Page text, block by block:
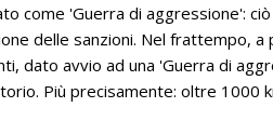
come 'Guerra di aggressione':
delle sanzioni. Nel frattempo,
dato avvio ad una 'Guerra di
Più precisamente: oltre 1000